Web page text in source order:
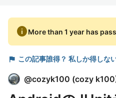
infoMore than 1 year has
flag この記事誰得？ 私しか得しな
@cozyk100 (cozy k100